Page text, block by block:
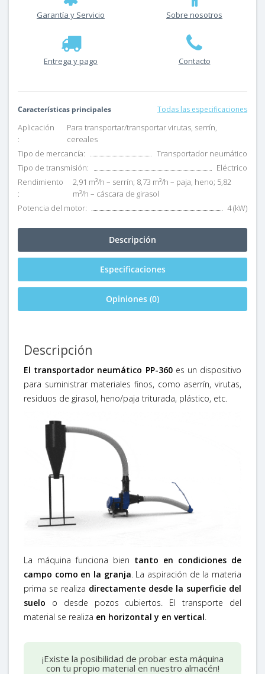
Garantía y Servicio Sobre nosotros
Entrega y pago Contacto
Características principales Todas las especificaciones
Aplicación
:
Para transportar/transportar virutas, serrín,
cereales
Tipo de mercancía:
Transportador neumático
Tipo de transmisión:
Eléctrico
Rendimiento
:
2,91 m³/h – serrín; 8,73 m³/h – paja, heno; 5,82
m³/h – cáscara de girasol
Potencia del motor:
4 (kW)
Descripción
Especificaciones
Opiniones (0)
Descripción
El transportador neumático PP-360es un dispositivo
para suministrar materiales finos, como aserrín, virutas,
residuos de girasol, heno/paja triturada, plástico, etc.
La máquina funciona bien tanto en condiciones de
campo como en la granja. La aspiración de la materia
prima se realiza directamente desde la superficie del
suelo o desde pozos cubiertos. El transporte del
material se realiza en horizontal y en vertical.
¡Existe la posibilidad de probar esta máquina
con tu propio material en nuestro almacén!